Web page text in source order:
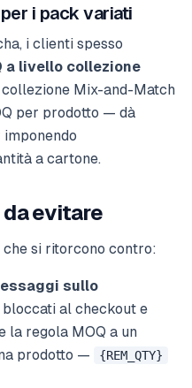
i pack variati
i clienti spesso
a livello collezione
Mix-and-Match
per prodotto — dà
a cartone.
da evitare
si ritorcono contro:
sullo
bloccati al checkout e
la regola MOQ a un
prodotto —
{REM_QTY}